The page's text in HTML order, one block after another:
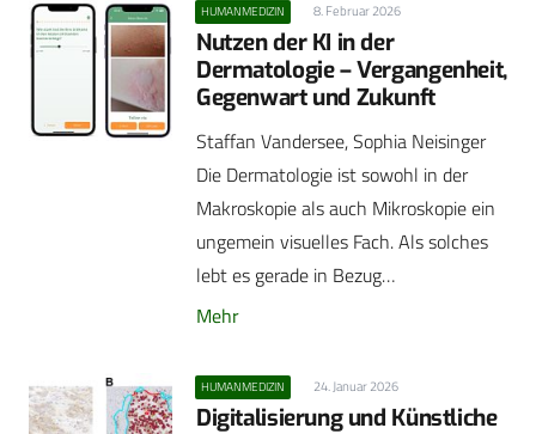
HUMANMEDIZIN 8. Februar 2026
Nutzen der KI in der
Dermatologie – Vergangenheit,
Gegenwart und Zukunft
Staffan Vandersee, Sophia Neisinger
Die Dermatologie ist sowohl in der
Makroskopie als auch Mikroskopie ein
ungemein visuelles Fach. Als solches
lebt es gerade in Bezug…
Mehr
HUMANMEDIZIN 24. Januar 2026
Digitalisierung und Künstliche